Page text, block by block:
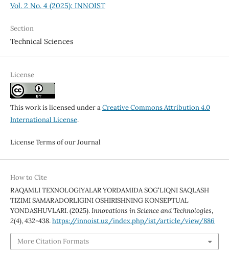
Vol. 2 No. 4 (2025): INNOIST
Section
Technical Sciences
License
This work is licensed under aCreative Commons Attribution 4.0
International License.
License Terms of our Journal
How to Cite
RAQAMLI TEXNOLOGIYALAR YORDAMIDA SOG‘LIQNI SAQLASH
TIZIMI SAMARADORLIGINI OSHIRISHNING KONSEPTUAL
YONDASHUVLARI. (2025).Innovations in Science and Technologies,
2(4), 432-438.https://innoist.uz/index.php/ist/article/view/886
More Citation Formats